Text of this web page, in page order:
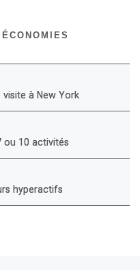
visite à New York
ou 10 activités
hyperactifs